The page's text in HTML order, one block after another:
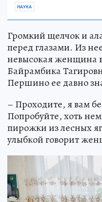
НАУКА
Громкий щелчок и
перед глазами. Из
невысокая женщина
Байрамбика
Першино ее давно
– Проходите, я вам
Попробуйте, хоть
пирожки из лесных
улыбкой говорит